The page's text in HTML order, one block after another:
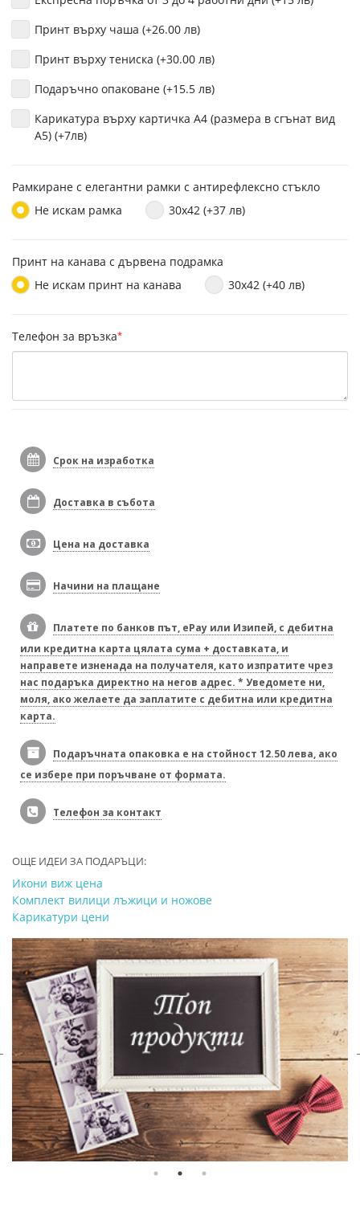
Принт върху чаша (+26.00 лв)
Принт върху тениска (+30.00 лв)
Подаръчно опаковане (+15.5 лв)
Карикатура върху картичка А4 (размера в сгънат вид
A5) (+7лв)
Рамкиране с елегантни рамки с антирефлексно стъкло
Не искам рамка
30x42 (+37 лв)
Принт на канава с дървена подрамка
Не искам принт на канава
30x42 (+40 лв)
Телефон за връзка*
Срок на изработка
Доставка в събота
Цена на доставка
Начини на плащане
Платете по банков път, ePay или Изипей, с дебитна
или кредитна карта цялата сума + доставката, и
направете изненада на получателя, като изпратите чрез
нас подаръка директно на негов адрес. * Уведомете ни,
моля, ако желаете да заплатите с дебитна или кредитна
карта.
Подаръчната опаковка е на стойност 12.50 лева, ако
се избере при поръчване от формата.
Телефон за контакт
ОЩЕ ИДЕИ ЗА ПОДАРЪЦИ:
Икони виж цена
Комплект вилици лъжици и ножове
Карикатури цени